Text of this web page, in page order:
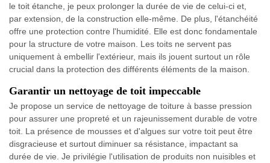
le toit étanche, je peux prolonger la durée de vie de celui-ci et,
par extension, de la construction elle-même. De plus, l'étanchéité
offre une protection contre l'humidité. Elle est donc fondamentale
pour la structure de votre maison. Les toits ne servent pas
uniquement à embellir l'extérieur, mais ils jouent surtout un rôle
crucial dans la protection des différents éléments de la maison.
Garantir un nettoyage de toit impeccable
Je propose un service de nettoyage de toiture à basse pression
pour assurer une propreté et un rajeunissement durable de votre
toit. La présence de mousses et d'algues sur votre toit peut être
disgracieuse et surtout diminuer sa résistance, impactant sa
durée de vie. Je privilégie l'utilisation de produits non nuisibles et